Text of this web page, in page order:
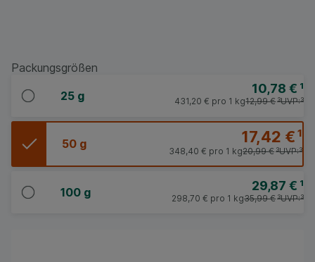
Packungsgrößen
25 g 10,78 € ¹
UVP:³
12,99 €³
431,20 € pro 1 kg
50 g 17,42 €¹
UVP:³
20,99 €³
348,40 € pro 1 kg
100 g 29,87 € ¹
UVP:³
35,99 €³
298,70 € pro 1 kg